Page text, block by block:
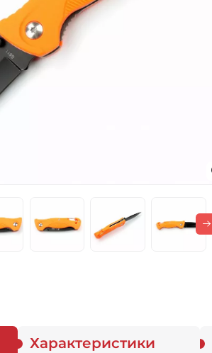
Газовые горелки
Снаряжение
Характеристики